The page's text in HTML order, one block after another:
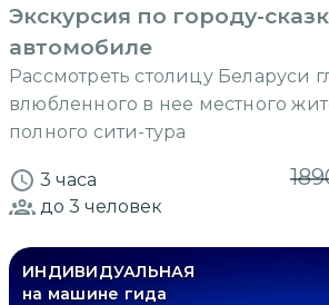
Экскурсия по городу-
автомобиле
Рассмотреть столицу Беларуси
влюбленного в нее местного
полного сити-тура
3 часа
до 3 человек
ИНДИВИДУАЛЬНАЯ
на машине гида